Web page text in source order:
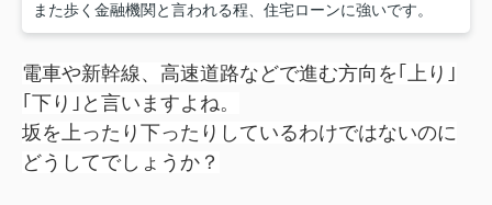
また歩く金融機関と言われる程、住宅ローンに強いです。
電車や新幹線、高速道路などで進む方向を｢上り｣
｢下り｣と言いますよね。
坂を上ったり下ったりしているわけではないのに
どうしてでしょうか？